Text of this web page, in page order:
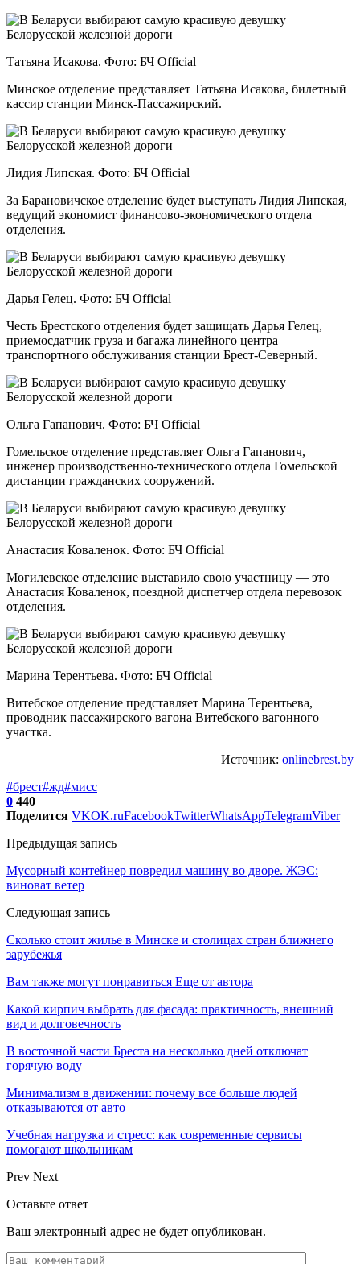
Татьяна Исакова. Фото: БЧ Official
Минское отделение представляет Татьяна Исакова, билетный
кассир станции Минск-Пассажирский.
Лидия Липская. Фото: БЧ Official
За Барановичское отделение будет выступать Лидия Липская,
ведущий экономист финансово-экономического отдела
отделения.
Дарья Гелец. Фото: БЧ Official
Честь Брестского отделения будет защищать Дарья Гелец,
приемосдатчик груза и багажа линейного центра
транспортного обслуживания станции Брест-Северный.
Ольга Гапанович. Фото: БЧ Official
Гомельское отделение представляет Ольга Гапанович,
инженер производственно-технического отдела Гомельской
дистанции гражданских сооружений.
Анастасия Коваленок. Фото: БЧ Official
Могилевское отделение выставило свою участницу — это
Анастасия Коваленок, поездной диспетчер отдела перевозок
отделения.
Марина Терентьева. Фото: БЧ Official
Витебское отделение представляет Марина Терентьева,
проводник пассажирского вагона Витебского вагонного
участка.
Источник: onlinebrest.by
#брест#жд#мисс
0 440
Поделится VKOK.ruFacebookTwitterWhatsAppTelegramViber
Предыдущая запись
Мусорный контейнер повредил машину во дворе. ЖЭС:
виноват ветер
Следующая запись
Сколько стоит жилье в Минске и столицах стран ближнего
зарубежья
Вам также могут понравиться Еще от автора
Какой кирпич выбрать для фасада: практичность, внешний
вид и долговечность
В восточной части Бреста на несколько дней отключат
горячую воду
Минимализм в движении: почему все больше людей
отказываются от авто
Учебная нагрузка и стресс: как современные сервисы
помогают школьникам
Prev Next
Оставьте ответ
Ваш электронный адрес не будет опубликован.